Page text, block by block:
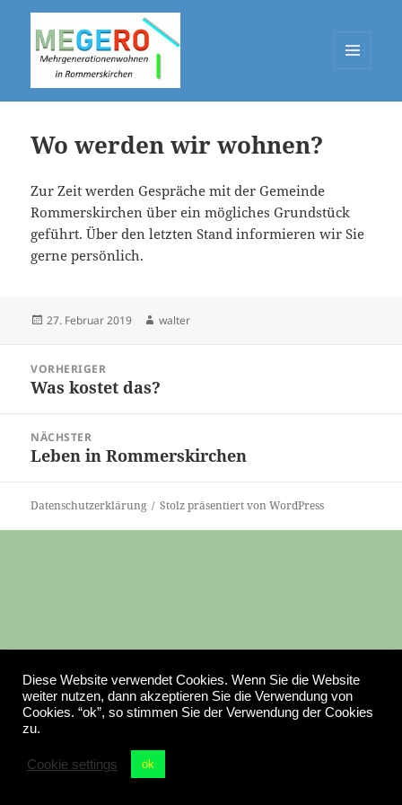
WIDGETS
Wo werden wir wohnen?
Zur Zeit werden Gespräche mit der Gemeinde
Rommerskirchen über ein mögliches Grundstück
geführt. Über den letzten Stand informieren wir Sie
gerne persönlich.
Veröffentlicht
27. Februar 2019 Autor
walter
VORHERIGER
Vorheriger
Was kostet das?
NÄCHSTER
Nächster
Leben in Rommerskirchen
Datenschutzerklärung Stolz präsentiert von WordPress
Diese Website verwendet Cookies. Wenn Sie die Website
weiter nutzen, dann akzeptieren Sie die Verwendung von
Cookies. “ok”, so stimmen Sie der Verwendung der Cookies
zu.
Cookie settings ok